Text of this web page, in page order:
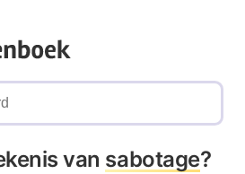
van sabotage?